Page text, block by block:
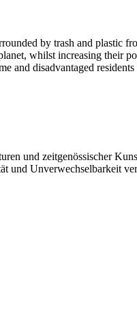
by trash and plastic
whilst increasing their
disadvantaged residents
und zeitgenössischer
und Unverwechselbarkeit